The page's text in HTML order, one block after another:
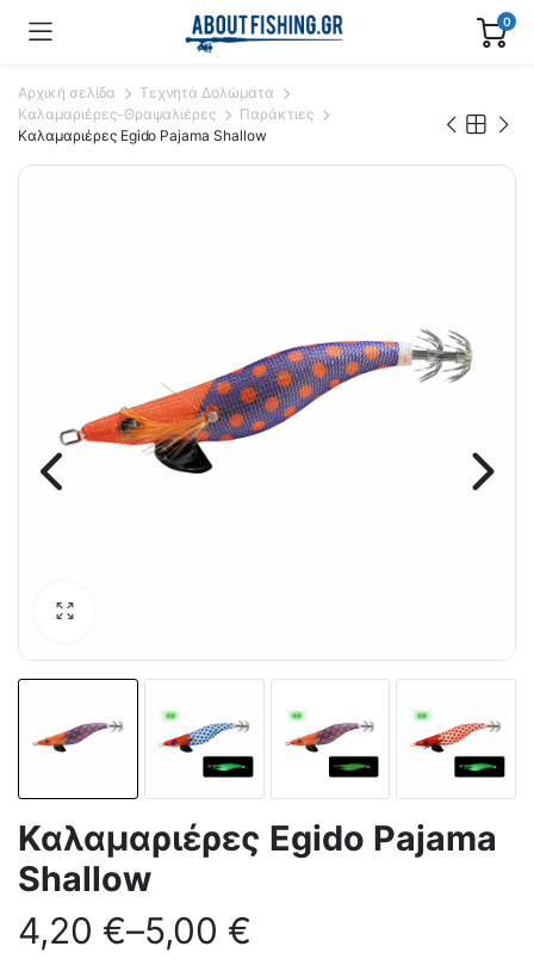
0
Αρχική σελίδα
Τεχνητά Δολώματα
Καλαμαριέρες-Θραψαλιέρες
Παράκτιες
Καλαμαριέρες Egido Pajama Shallow
Καλαμαριέρες Egido Pajama
Shallow
4,20 €–5,00 €